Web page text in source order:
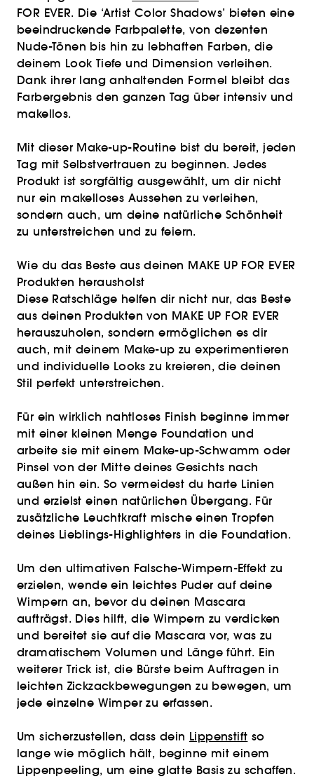
FOR EVER. Die ‘Artist Color Shadows’ bieten eine
beeindruckende Farbpalette, von dezenten
Nude-Tönen bis hin zu lebhaften Farben, die
deinem Look Tiefe und Dimension verleihen.
Dank ihrer lang anhaltenden Formel bleibt das
Farbergebnis den ganzen Tag über intensiv und
makellos.
Mit dieser Make-up-Routine bist du bereit, jeden
Tag mit Selbstvertrauen zu beginnen. Jedes
Produkt ist sorgfältig ausgewählt, um dir nicht
nur ein makelloses Aussehen zu verleihen,
sondern auch, um deine natürliche Schönheit
zu unterstreichen und zu feiern.
Wie du das Beste aus deinen MAKE UP FOR EVER
Produkten herausholst
Diese Ratschläge helfen dir nicht nur, das Beste
aus deinen Produkten von MAKE UP FOR EVER
herauszuholen, sondern ermöglichen es dir
auch, mit deinem Make-up zu experimentieren
und individuelle Looks zu kreieren, die deinen
Stil perfekt unterstreichen.
Für ein wirklich nahtloses Finish beginne immer
mit einer kleinen Menge Foundation und
arbeite sie mit einem Make-up-Schwamm oder
Pinsel von der Mitte deines Gesichts nach
außen hin ein. So vermeidest du harte Linien
und erzielst einen natürlichen Übergang. Für
zusätzliche Leuchtkraft mische einen Tropfen
deines Lieblings-Highlighters in die Foundation.
Um den ultimativen Falsche-Wimpern-Effekt zu
erzielen, wende ein leichtes Puder auf deine
Wimpern an, bevor du deinen Mascara
aufträgst. Dies hilft, die Wimpern zu verdicken
und bereitet sie auf die Mascara vor, was zu
dramatischem Volumen und Länge führt. Ein
weiterer Trick ist, die Bürste beim Auftragen in
leichten Zickzackbewegungen zu bewegen, um
jede einzelne Wimper zu erfassen.
Um sicherzustellen, dass dein Lippenstift so
lange wie möglich hält, beginne mit einem
Lippenpeeling, um eine glatte Basis zu schaffen.